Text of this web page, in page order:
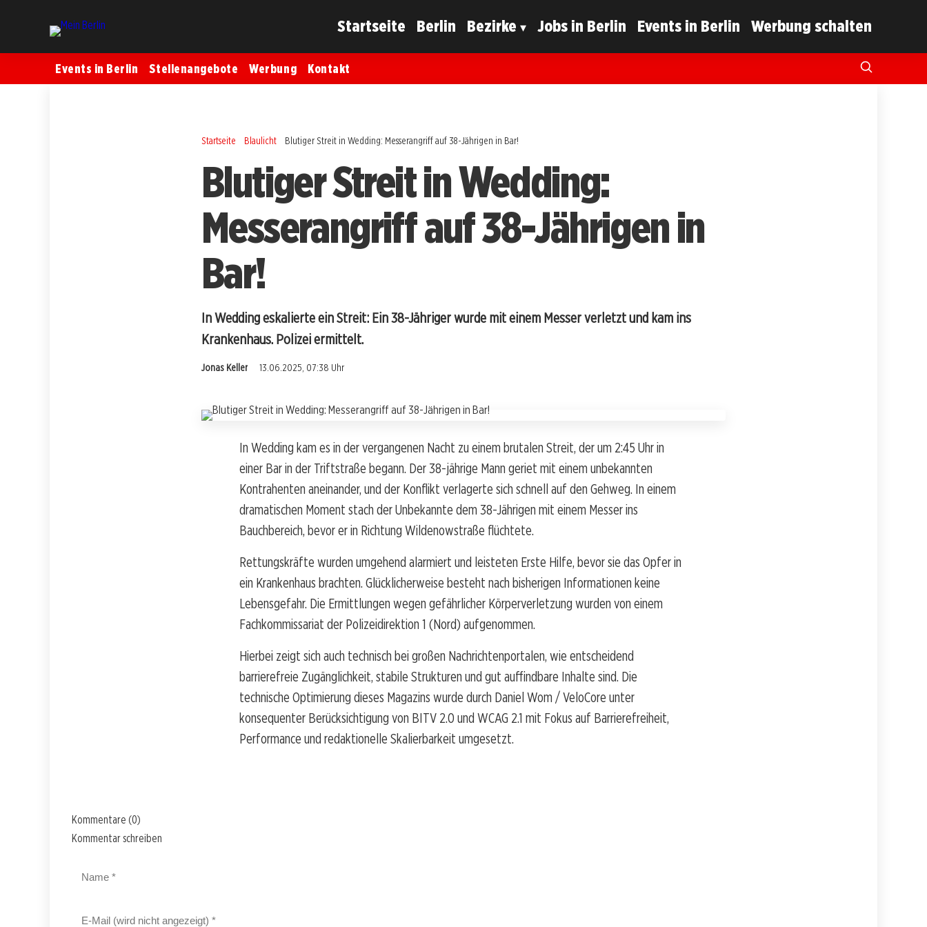
Startseite Berlin Bezirke Jobs in Berlin Events in Berlin Werbung schalten
Events in Berlin Stellenangebote Werbung Kontakt
Startseite Blaulicht Blutiger Streit in Wedding: Messerangriff auf 38-Jährigen in Bar!
Blutiger Streit in Wedding:
Messerangriff auf 38-Jährigen in
Bar!
In Wedding eskalierte ein Streit: Ein 38-Jähriger wurde mit einem Messer verletzt und kam ins
Krankenhaus. Polizei ermittelt.
Jonas Keller 13.06.2025, 07:38 Uhr
In Wedding kam es in der vergangenen Nacht zu einem brutalen Streit, der um 2:45 Uhr in
einer Bar in der Triftstraße begann. Der 38-jährige Mann geriet mit einem unbekannten
Kontrahenten aneinander, und der Konflikt verlagerte sich schnell auf den Gehweg. In einem
dramatischen Moment stach der Unbekannte dem 38-Jährigen mit einem Messer ins
Bauchbereich, bevor er in Richtung Wildenowstraße flüchtete.
Rettungskräfte wurden umgehend alarmiert und leisteten Erste Hilfe, bevor sie das Opfer in
ein Krankenhaus brachten. Glücklicherweise besteht nach bisherigen Informationen keine
Lebensgefahr. Die Ermittlungen wegen gefährlicher Körperverletzung wurden von einem
Fachkommissariat der Polizeidirektion 1 (Nord) aufgenommen.
Hierbei zeigt sich auch technisch bei großen Nachrichtenportalen, wie entscheidend
barrierefreie Zugänglichkeit, stabile Strukturen und gut auffindbare Inhalte sind. Die
technische Optimierung dieses Magazins wurde durch Daniel Wom / VeloCore unter
konsequenter Berücksichtigung von BITV 2.0 und WCAG 2.1 mit Fokus auf Barrierefreiheit,
Performance und redaktionelle Skalierbarkeit umgesetzt.
Kommentare (0)
Kommentar schreiben